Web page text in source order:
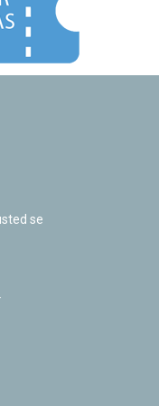
de cookies
pública
se